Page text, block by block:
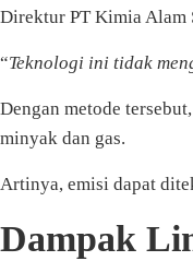
Direktur PT Kimia Alam
“Teknologi ini tidak
Dengan metode
minyak dan gas.
Artinya, emisi dapat
Dampak